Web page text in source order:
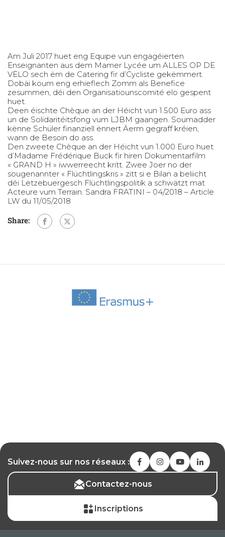
Am Juli 2017 huet eng Equipe vun engagéierten
Enseignanten aus dem Mamer Lycée um ALLES OP DE
VËLO sech ëm de Catering fir d’Cycliste gekëmmert.
Dobäi koum eng erhieflech Zomm als Benefice
zesummen, déi den Organisatiounscomité elo gespent
huet.
Deen éischte Chèque an der Héicht vun 1.500 Euro ass
un de Solidaritéitsfong vum LJBM gaangen. Soumadder
kënne Schüler finanziell ënnert Äerm gegraff kréien,
wann de Besoin do ass.
Den zweete Chèque an der Héicht vun 1.000 Euro huet
d’Madame Frédérique Buck fir hiren Dokumentarfilm
« GRAND H » iwwerreecht kritt. Zwee Joer no der
sougenannter « Flüchtlingskris » zitt si e Bilan a beliicht
déi Lëtzebuergesch Flüchtlingspolitik a schwätzt mat
Acteure vum Terrain. Sandra FRATINI – 04/2018 – Article
LW du 11/05/2018
Share:
Suivez-nous sur nos réseaux :
Contactez-nous
Inscriptions